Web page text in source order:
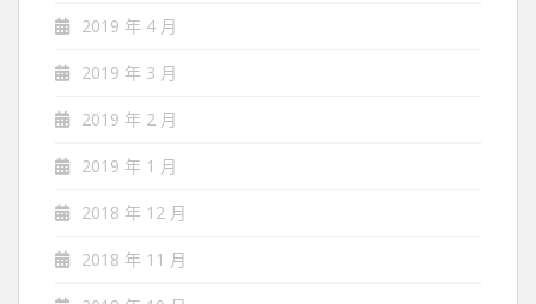
2019 年 4 月
2019 年 3 月
2019 年 2 月
2019 年 1 月
2018 年 12 月
2018 年 11 月